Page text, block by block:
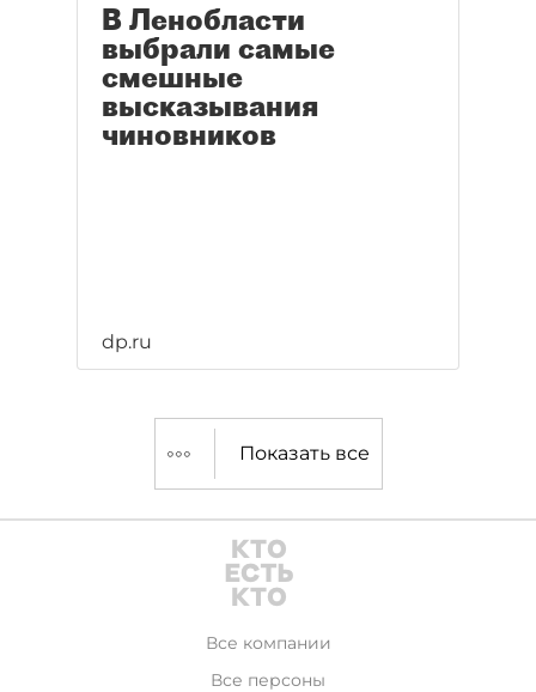
В Ленобласти
выбрали самые
смешные
высказывания
чиновников
dp.ru
Показать все
Все компании
Все персоны